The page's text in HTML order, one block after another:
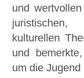
und
kulturellen
und
um die